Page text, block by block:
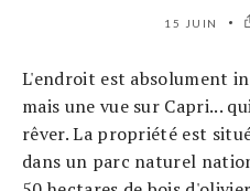
15 JUIN
L'endroit est absolument
mais une vue sur Capri...
rêver. La propriété est
dans un parc naturel